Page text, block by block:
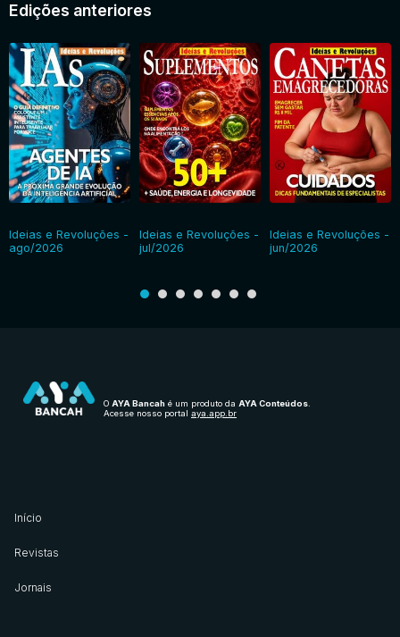
Edições anteriores
Ideias e Revoluções -
ago/2026
Ideias e Revoluções -
jul/2026
Ideias e Revoluções -
jun/2026
O AYA Bancah é um produto da AYA Conteúdos
Acesse nosso portal aya.app.br
Início
Revistas
Jornais